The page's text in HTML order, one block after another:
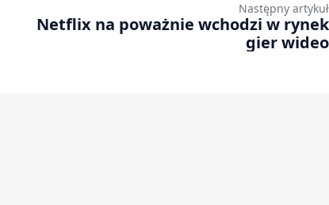
Następny artykuł
Netflix na poważnie wchodzi w rynek
gier wideo